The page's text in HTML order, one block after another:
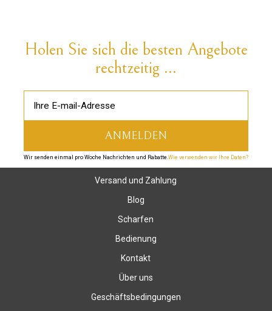
Holen Sie sich die besten Angebote
rechtzeitig ...
Wir senden einmal pro Woche Nachrichten und Rabatte.Wie verwenden wir Ihre Daten?
Versand und Zahlung
Blog
Scharfen
Bedienung
Kontakt
Über uns
Geschäftsbedingungen